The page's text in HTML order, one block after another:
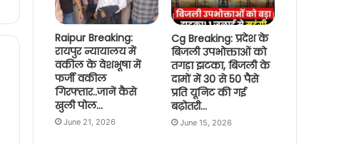
Raipur Breaking:
रायपुर न्यायालय में
वकील के वेशभूषा में
फर्जी वकील
गिरफ्तार..जानें कैसे
खुली पोल…
June 21, 2026
Cg Breaking: प्रदेश के
बिजली उपभोक्ताओं को
तगड़ा झटका, बिजली के
दामों में 30 से 50 पैसे
प्रति यूनिट की गई
बढ़ोतरी…
June 15, 2026